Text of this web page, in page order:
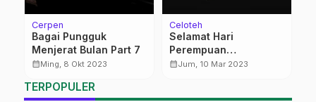
Cerpen
Bagai Pungguk
Menjerat Bulan Part 7
calendar_monthMing, 8 Okt 2023
Celoteh
Selamat Hari
Perempuan
Internasional
calendar_monthJum, 10 Mar 2023
TERPOPULER